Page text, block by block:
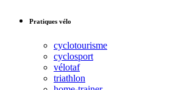
Pratiques vélo
cyclotourisme
cyclosport
vélotaf
triathlon